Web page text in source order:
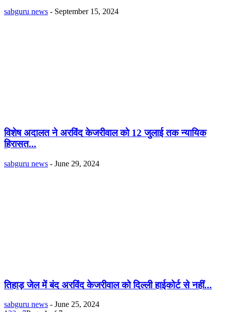
sabguru news - September 15, 2024
विशेष अदालत ने अरविंद केजरीवाल को 12 जुलाई तक न्यायिक
हिरासत...
sabguru news - June 29, 2024
तिहाड़ जेल में बंद अरविंद केजरीवाल को दिल्ली हाईकोर्ट से नहीं...
sabguru news - June 25, 2024